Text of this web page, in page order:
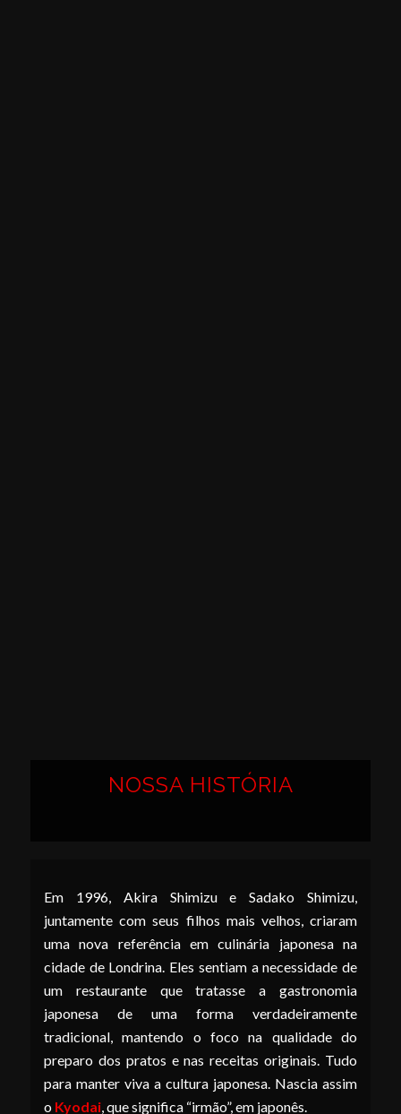
NOSSA HISTÓRIA
Em 1996, Akira Shimizu e Sadako Shimizu,
juntamente com seus filhos mais velhos, criaram
uma nova referência em culinária japonesa na
cidade de Londrina. Eles sentiam a necessidade de
um restaurante que tratasse a gastronomia
japonesa de uma forma verdadeiramente
tradicional, mantendo o foco na qualidade do
preparo dos pratos e nas receitas originais. Tudo
para manter viva a cultura japonesa. Nascia assim
o Kyodai , que significa “irmão”, em japonês.